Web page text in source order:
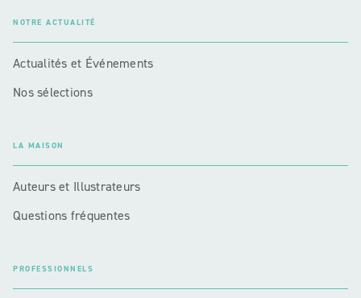
NOTRE ACTUALITÉ
Actualités et Événements
Nos sélections
LA MAISON
Auteurs et Illustrateurs
Questions fréquentes
PROFESSIONNELS